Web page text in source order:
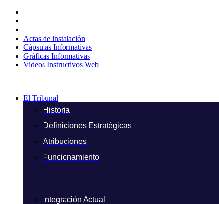
contenido
Actas de instalación
Cápsulas Informativas
Gráficas Informativas
Videos Instructivos Web
El Tribunal
Historia
Definiciones Estratégicas
Atribuciones
Funcionamiento
Integración Actual